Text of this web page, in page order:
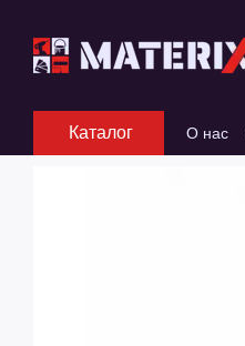
Каталог О нас